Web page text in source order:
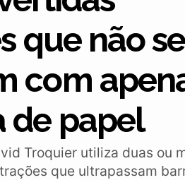
que não se
com
de papel
Troquier utiliza duas ou
que ultrapassam